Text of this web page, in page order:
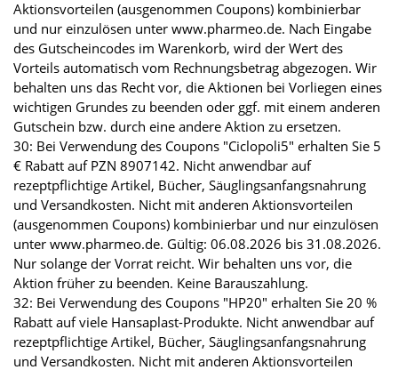
Aktionsvorteilen (ausgenommen Coupons) kombinierbar
und nur einzulösen unter www.pharmeo.de. Nach Eingabe
des Gutscheincodes im Warenkorb, wird der Wert des
Vorteils automatisch vom Rechnungsbetrag abgezogen. Wir
behalten uns das Recht vor, die Aktionen bei Vorliegen eines
wichtigen Grundes zu beenden oder ggf. mit einem anderen
Gutschein bzw. durch eine andere Aktion zu ersetzen.
30: Bei Verwendung des Coupons "Ciclopoli5" erhalten Sie 5
€ Rabatt auf PZN 8907142. Nicht anwendbar auf
rezeptpflichtige Artikel, Bücher, Säuglingsanfangsnahrung
und Versandkosten. Nicht mit anderen Aktionsvorteilen
(ausgenommen Coupons) kombinierbar und nur einzulösen
unter www.pharmeo.de. Gültig: 06.08.2026 bis 31.08.2026.
Nur solange der Vorrat reicht. Wir behalten uns vor, die
Aktion früher zu beenden. Keine Barauszahlung.
32: Bei Verwendung des Coupons "HP20" erhalten Sie 20 %
Rabatt auf viele Hansaplast-Produkte. Nicht anwendbar auf
rezeptpflichtige Artikel, Bücher, Säuglingsanfangsnahrung
und Versandkosten. Nicht mit anderen Aktionsvorteilen